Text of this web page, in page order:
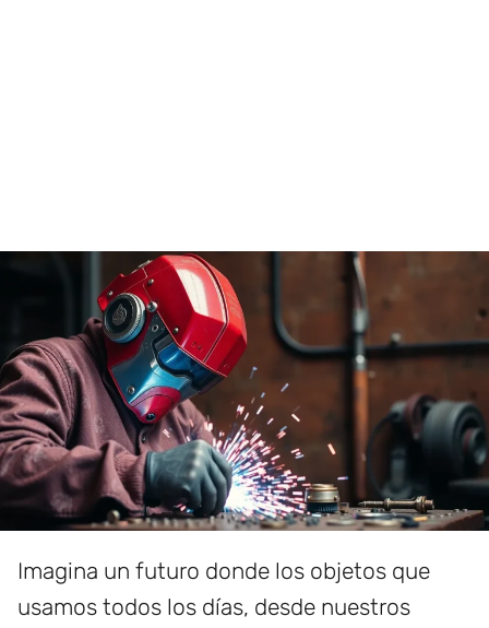
Imagina un futuro donde los objetos que
usamos todos los días, desde nuestros